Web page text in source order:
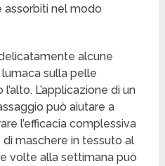
assorbiti nel modo
alcune
sulla pelle
L’applicazione di un
può aiutare a
l’efficacia complessiva
maschere in tessuto al
volte alla settimana può